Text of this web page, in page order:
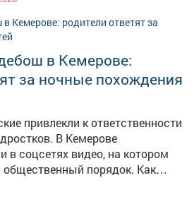
товаров превысила 4
товары к оплате.
заметил его и нажал
Прибывший наряд
парня и передал полиции для
человеку
или уголовная
на кражу.
в Кемерове:
за ночные похождения
привлекли к ответственности
В Кемерове
в соцсетях видео, на котором
порядок. Как
на записи были
выражавшиеся